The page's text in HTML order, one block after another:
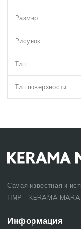
Размер
Рисунок
Тип
Тип поверхности
Самая известная и
ПМР - KERAMA
Информация